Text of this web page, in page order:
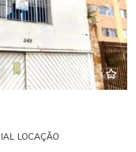
Next
LOCAÇÃO